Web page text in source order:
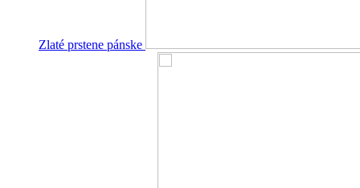
Zlaté prstene pánske